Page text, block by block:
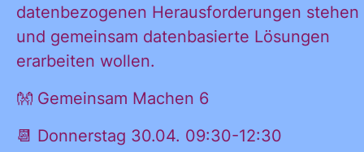
datenbezogenen Herausforderungen stehen
und gemeinsam datenbasierte Lösungen
erarbeiten wollen.
👐 Gemeinsam Machen 6
📆 Donnerstag 30.04. 09:30-12:30